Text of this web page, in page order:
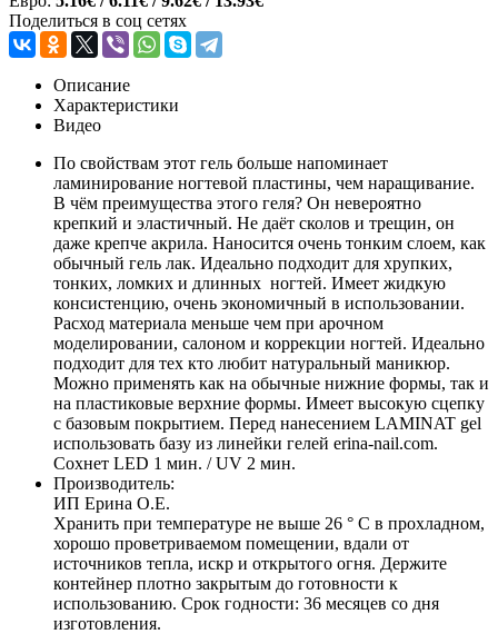
Поделиться в соц сетях
Описание
Характеристики
Видео
По свойствам этот гель больше напоминает
ламинирование ногтевой пластины, чем наращивание.
В чём преимущества этого геля? Он невероятно
крепкий и эластичный. Не даёт сколов и трещин, он
даже крепче акрила. Наносится очень тонким слоем, как
обычный гель лак. Идеально подходит для хрупких,
тонких, ломких и длинных ногтей. Имеет жидкую
консистенцию, очень экономичный в использовании.
Расход материала меньше чем при арочном
моделировании, салоном и коррекции ногтей. Идеально
подходит для тех кто любит натуральный маникюр.
Можно применять как на обычные нижние формы, так и
на пластиковые верхние формы. Имеет высокую сцепку
с базовым покрытием. Перед нанесением LAMINAT gel
использовать базу из линейки гелей erina-nail.com.
Сохнет LED 1 мин. / UV 2 мин.
Производитель:
ИП Ерина О.Е.
Хранить при температуре не выше 26 ° C в прохладном,
хорошо проветриваемом помещении, вдали от
источников тепла, искр и открытого огня. Держите
контейнер плотно закрытым до готовности к
использованию. Срок годности: 36 месяцев со дня
изготовления.